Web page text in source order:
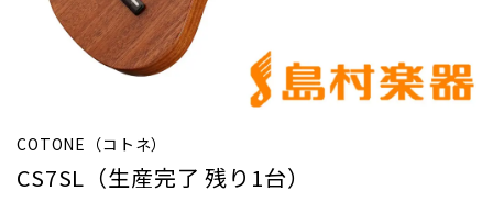
COTONE（コトネ）
CS7SL（生産完了 残り1台）